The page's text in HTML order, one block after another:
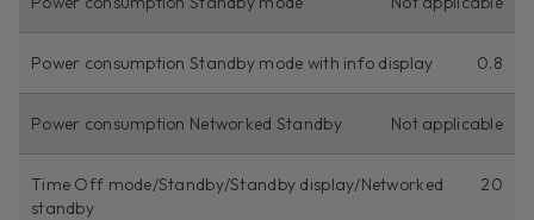
Power consumption Standby mode with info display 0.8
Power consumption Networked Standby Not applicable
Time Off mode/Standby/Standby display/Networked
standby
20